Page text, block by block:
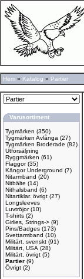
Hem » Katalog » Partier
Varusortiment
Tygmärken (350)
Tygmärken Avlånga (27)
Tygmärken Broderade (82)
Utförsäljning
Ryggmärken (61)
Flaggor(35)
Kängor Underground (7)
Nitarmband (20)
Nitbälte (14)
Nithalsband (6)
Nitartiklar. övrigt (27)
Longsleeves
Luvtröjor(10)
T-shirts (2)
Girlies, Strings-> (9)
Pins/Badges (173)
Svettarmband (10)
Militärt, svenskt (91)
Militärt, USA (28)
Militärt, övrigt (5)
Partier (9)
Övrigt (2)